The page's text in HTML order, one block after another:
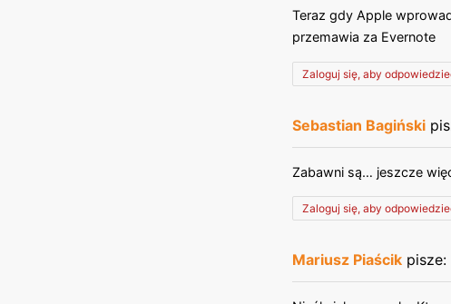
Teraz gdy Apple
przemawia za Evernote
Zaloguj się, aby
Sebastian Bagiński
Zabawni są… jeszcze
Zaloguj się, aby
Mariusz Piaścik pisze: